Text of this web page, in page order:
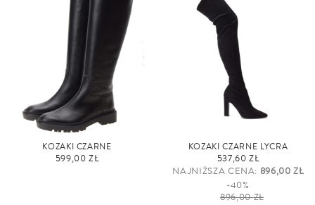
KOZAKI CZARNE
599,00 ZŁ
KOZAKI CZARNE LYCRA
537,60 ZŁ
NAJNIŻSZA CENA: 896,00 ZŁ
-40%
896,00 ZŁ